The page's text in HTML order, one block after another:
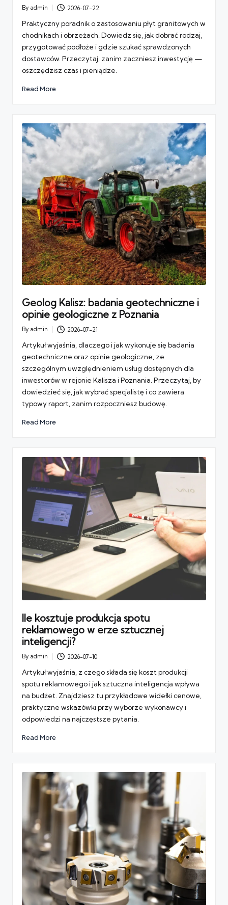
Posted
By admin 2026-07-22
Praktyczny poradnik o zastosowaniu płyt granitowych w
chodnikach i obrzeżach. Dowiedz się, jak dobrać rodzaj,
przygotować podłoże i gdzie szukać sprawdzonych
dostawców. Przeczytaj, zanim zaczniesz inwestycję —
oszczędzisz czas i pieniądze.
Read More
Geolog Kalisz: badania geotechniczne i
opinie geologiczne z Poznania
Posted
By admin 2026-07-21
Artykuł wyjaśnia, dlaczego i jak wykonuje się badania
geotechniczne oraz opinie geologiczne, ze
szczególnym uwzględnieniem usług dostępnych dla
inwestorów w rejonie Kalisza i Poznania. Przeczytaj, by
dowiedzieć się, jak wybrać specjalistę i co zawiera
typowy raport, zanim rozpoczniesz budowę.
Read More
Ile kosztuje produkcja spotu
reklamowego w erze sztucznej
inteligencji?
Posted
By admin 2026-07-10
Artykuł wyjaśnia, z czego składa się koszt produkcji
spotu reklamowego i jak sztuczna inteligencja wpływa
na budżet. Znajdziesz tu przykładowe widełki cenowe,
praktyczne wskazówki przy wyborze wykonawcy i
odpowiedzi na najczęstsze pytania.
Read More